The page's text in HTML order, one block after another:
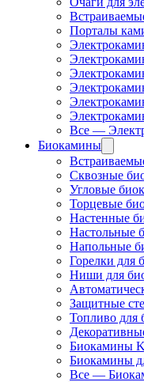
Порталы
Все —
Биокамины
Сквозные
Угловые
Торцевые
Настенные
Настольные
Напольные
Горелки для
Ниши для
Защитные
Топливо для
Биокамины
Биокамины
Все —